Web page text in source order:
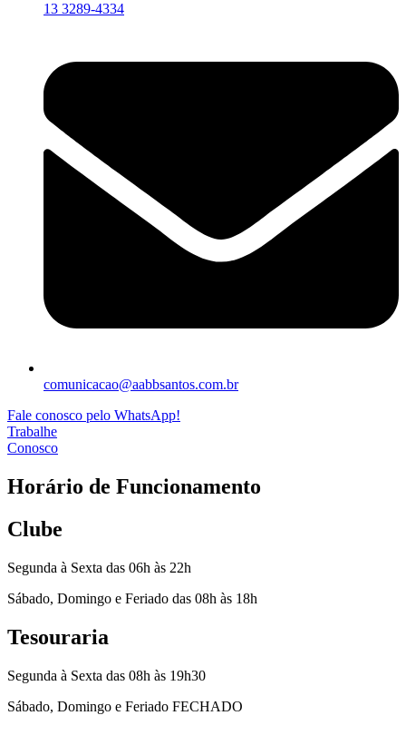
13 3289-4334
comunicacao@aabbsantos.com.br
Fale conosco pelo WhatsApp!
Trabalhe
Conosco
Horário de Funcionamento
Clube
Segunda à Sexta das 06h às 22h
Sábado, Domingo e Feriado das 08h às 18h
Tesouraria
Segunda à Sexta das 08h às 19h30
Sábado, Domingo e Feriado FECHADO